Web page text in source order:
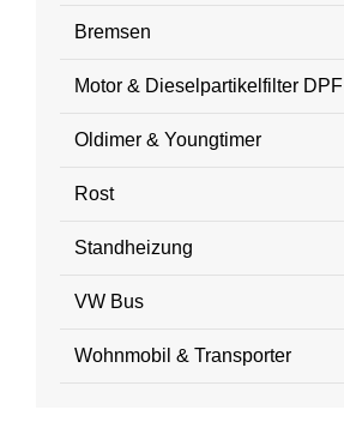
Bremsen
Motor & Dieselpartikelfilter DPF
Oldimer & Youngtimer
Rost
Standheizung
VW Bus
Wohnmobil & Transporter